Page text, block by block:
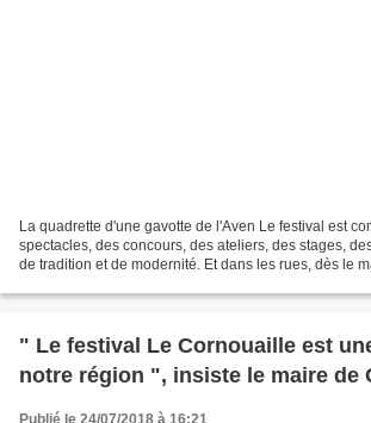
La quadrette d'une gavotte de l'Aven Le festival est
spectacles, des concours, des ateliers, des stages,
de tradition et de modernité. Et dans les rues, dès le
" Le festival Le Cornouaille est
notre région ", insiste le maire de
Publié le 24/07/2018 à 16:21